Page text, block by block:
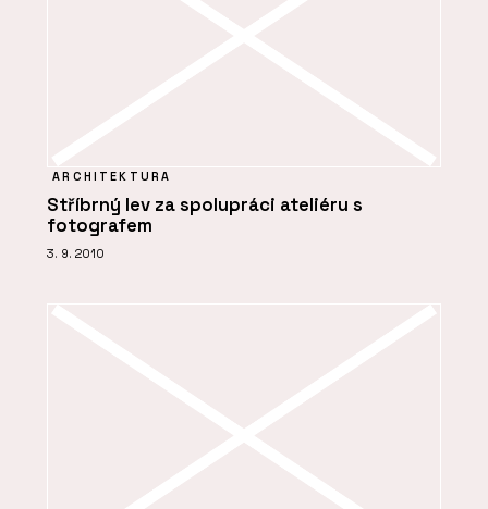
ARCHITEKTURA
Stříbrný lev za spolupráci ateliéru s
fotografem
3. 9. 2010